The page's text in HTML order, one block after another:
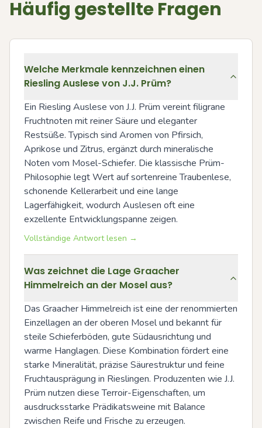
Häufig gestellte Fragen
Welche Merkmale kennzeichnen einen
Riesling Auslese von J.J. Prüm?
Ein Riesling Auslese von J.J. Prüm vereint filigrane
Fruchtnoten mit reiner Säure und eleganter
Restsüße. Typisch sind Aromen von Pfirsich,
Aprikose und Zitrus, ergänzt durch mineralische
Noten vom Mosel-Schiefer. Die klassische Prüm-
Philosophie legt Wert auf sortenreine Traubenlese,
schonende Kellerarbeit und eine lange
Lagerfähigkeit, wodurch Auslesen oft eine
exzellente Entwicklungspanne zeigen.
Vollständige Antwort lesen →
Was zeichnet die Lage Graacher
Himmelreich an der Mosel aus?
Das Graacher Himmelreich ist eine der renommierten
Einzellagen an der oberen Mosel und bekannt für
steile Schieferböden, gute Südausrichtung und
warme Hanglagen. Diese Kombination fördert eine
starke Mineralität, präzise Säurestruktur und feine
Fruchtausprägung in Rieslingen. Produzenten wie J.J.
Prüm nutzen diese Terroir-Eigenschaften, um
ausdrucksstarke Prädikatsweine mit Balance
zwischen Reife und Frische zu erzeugen.